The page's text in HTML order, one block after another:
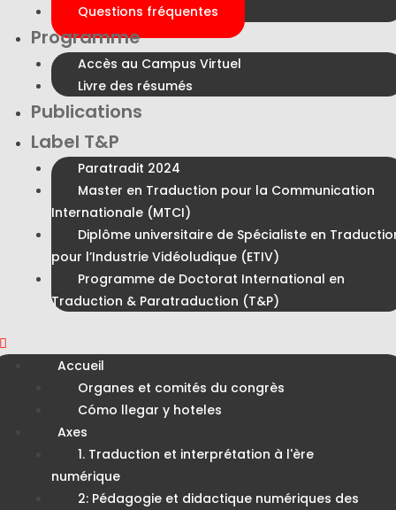
Questions fréquentes
Programme
Accès au Campus Virtuel
Livre des résumés
Publications
Label T&P
Paratradit 2024
Master en Traduction pour la Communication
Internationale (MTCI)
Diplôme universitaire de Spécialiste en
pour l’Industrie Vidéoludique (ETIV)
Programme de Doctorat International en
Traduction & Paratraduction (T&P)
Accueil
Organes et comités du congrès
Cómo llegar y hoteles
Axes
1. Traduction et interprétation à l'ère
numérique
2: Pédagogie et didactique numériques des